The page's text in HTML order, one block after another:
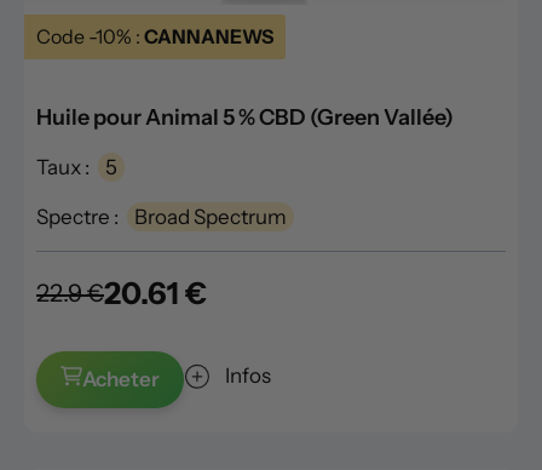
Code -10% : CANNANEWS
Huile pour Animal 5 % CBD (Green Vallée)
Taux : 5
Spectre : Broad Spectrum
22.9 €20.61 €
Acheter Infos